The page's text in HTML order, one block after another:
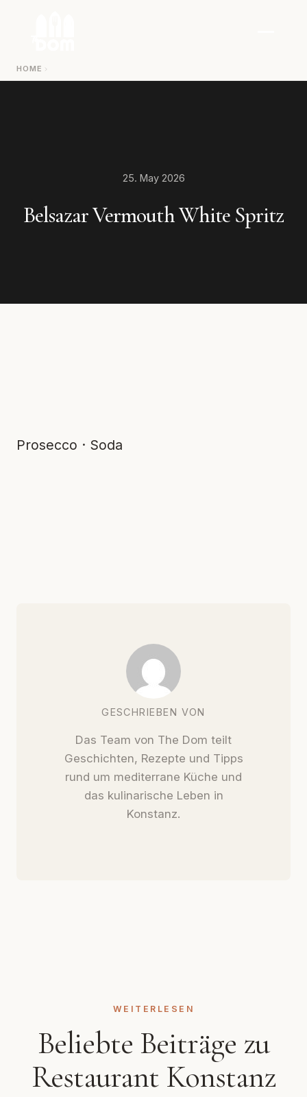
HOME
25. May 2026
Belsazar Vermouth White Spritz
Prosecco · Soda
GESCHRIEBEN VON
Das Team von The Dom teilt
Geschichten, Rezepte und Tipps
rund um mediterrane Küche und
das kulinarische Leben in
Konstanz.
WEITERLESEN
Beliebte Beiträge zu
Restaurant Konstanz